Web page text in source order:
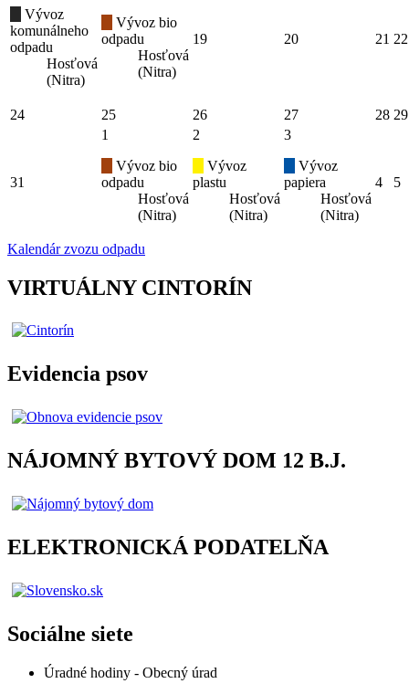
Vývoz
komunálneho
odpadu
Hosťová
(Nitra)
Vývoz bio
odpadu
Hosťová
(Nitra)
19 20 21 22
24 25 26 27 28 29
31
1
Vývoz bio
odpadu
Hosťová
(Nitra)
2
Vývoz
plastu
Hosťová
(Nitra)
3
Vývoz
papiera
Hosťová
(Nitra)
4 5
Kalendár zvozu odpadu
VIRTUÁLNY CINTORÍN
Evidencia psov
NÁJOMNÝ BYTOVÝ DOM 12 B.J.
ELEKTRONICKÁ PODATELŇA
Sociálne siete
Úradné hodiny - Obecný úrad